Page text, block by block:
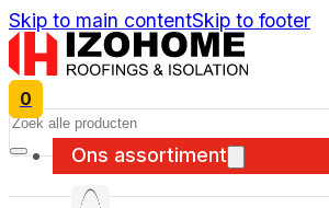
Skip to main contentSkip to footer
0
Ons assortiment
Search